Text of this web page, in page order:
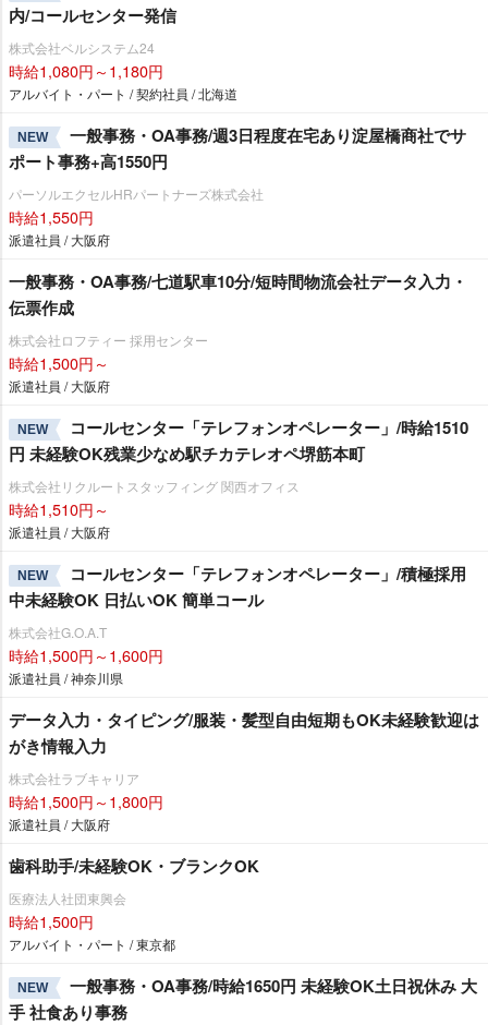
内/コールセンター発信
株式会社ベルシステム24
時給1,080円～1,180円
アルバイト・パート / 契約社員 / 北海道
NEW
一般事務・OA事務/週3日程度在宅あり淀屋橋商社でサ
ポート事務+高1550円
パーソルエクセルHRパートナーズ株式会社
時給1,550円
派遣社員 / 大阪府
一般事務・OA事務/七道駅車10分/短時間物流会社データ入力・
伝票作成
株式会社ロフティー 採用センター
時給1,500円～
派遣社員 / 大阪府
NEW
コールセンター「テレフォンオペレーター」/時給1510
円 未経験OK残業少なめ駅チカテレオペ堺筋本町
株式会社リクルートスタッフィング 関西オフィス
時給1,510円～
派遣社員 / 大阪府
NEW
コールセンター「テレフォンオペレーター」/積極採用
中未経験OK 日払いOK 簡単コール
株式会社G.O.A.T
時給1,500円～1,600円
派遣社員 / 神奈川県
データ入力・タイピング/服装・髪型自由短期もOK未経験歓迎は
がき情報入力
株式会社ラブキャリア
時給1,500円～1,800円
派遣社員 / 大阪府
歯科助手/未経験OK・ブランクOK
医療法人社団東興会
時給1,500円
アルバイト・パート / 東京都
NEW
一般事務・OA事務/時給1650円 未経験OK土日祝休み 大
手 社食あり事務